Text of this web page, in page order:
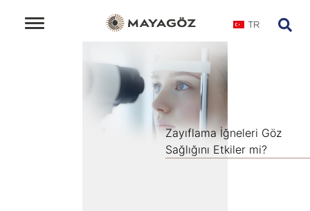
TR
Zayıflama İğneleri Göz
Sağlığını Etkiler mi?